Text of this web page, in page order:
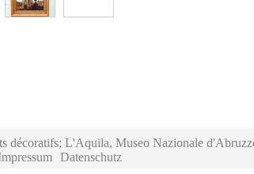
décoratifs; L'Aquila, Museo Nazionale
Datenschutz